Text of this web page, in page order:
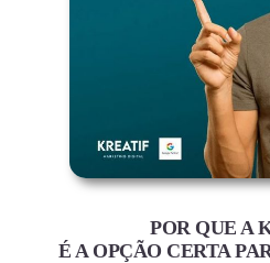
POR QUE A
É A OPÇÃO CERTA